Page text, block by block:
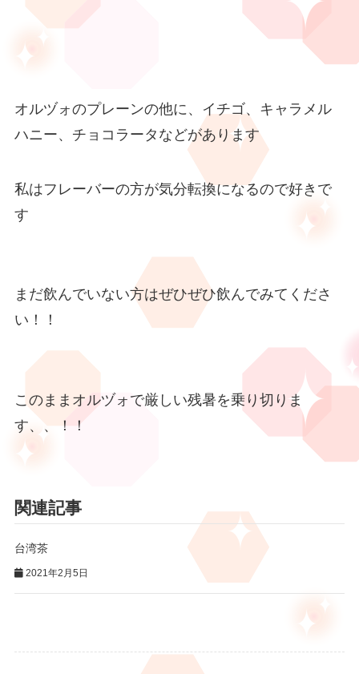
オルヅォのプレーンの他に、イチゴ、キャラメル
ハニー、チョコラータなどがあります
私はフレーバーの方が気分転換になるので好きで
す
まだ飲んでいない方はぜひぜひ飲んでみてくださ
い！！
このままオルヅォで厳しい残暑を乗り切りま
す、、！！
関連記事
台湾茶
2021年2月5日